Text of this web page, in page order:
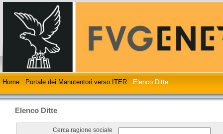
Home : Portale dei Manutentori verso ITER : Elenco Ditte
Elenco Ditte
Cerca ragione sociale